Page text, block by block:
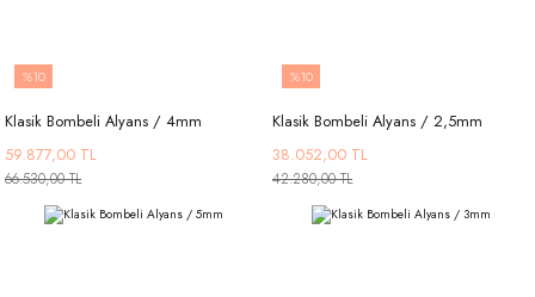
%10
Klasik Bombeli Alyans / 4mm
59.877,00 TL
66.530,00 TL
%10
Klasik Bombeli Alyans / 2,5mm
38.052,00 TL
42.280,00 TL